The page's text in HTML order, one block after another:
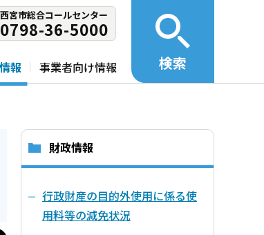
西宮市総合コールセンター
0798-36-5000
報 事業者向け情報 検索
財政情報
行政財産の目的外使用に係る使
用料等の減免状況